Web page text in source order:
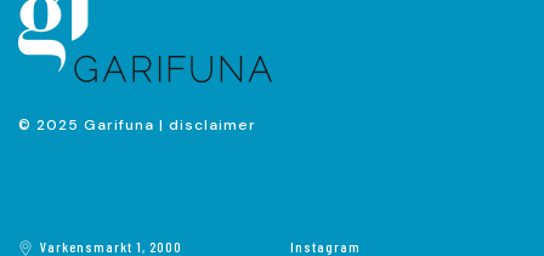
© 2025 Garifuna | disclaimer
Varkensmarkt 1, 2000 Instagram